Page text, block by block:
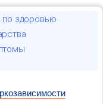
по здоровью